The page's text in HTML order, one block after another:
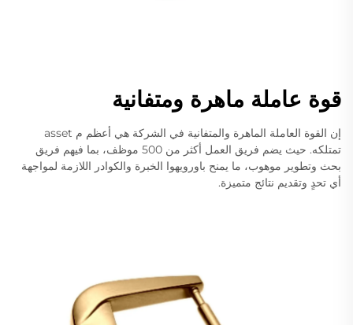
قوة عاملة ماهرة ومتفانية
إن القوة العاملة الماهرة والمتفانية في الشركة هي أعظم م asset
تمتلكه. حيث يضم فريق العمل أكثر من 500 موظف، بما فيهم فريق
بحث وتطوير موهوب، ما يمنح باورويهوا الخبرة والكوادر اللازمة لمواجهة
أي تحدٍ وتقديم نتائج متميزة.